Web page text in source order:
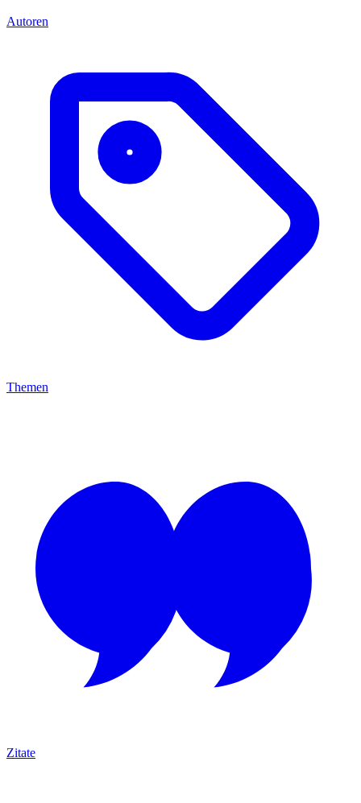
Autoren
Themen
Zitate